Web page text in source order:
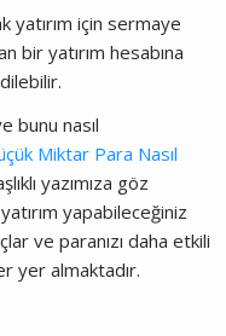
yatırım için sermaye
bir yatırım hesabına
bunu nasıl
Miktar Para Nasıl
yazımıza göz
yapabileceğiniz
ve paranızı daha etkili
yer almaktadır.